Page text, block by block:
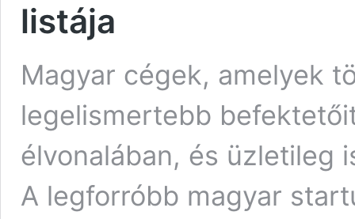
listája
Magyar cégek, amelyek
legelismertebb
élvonalában, és üzletileg
A legforróbb magyar